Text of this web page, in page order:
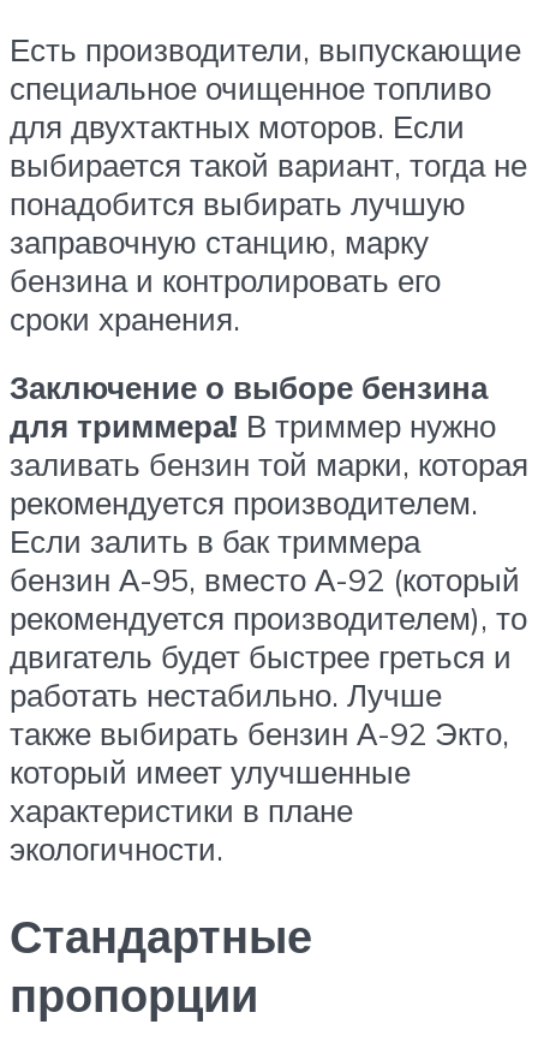
Есть производители, выпускающие
специальное очищенное топливо
для двухтактных моторов. Если
выбирается такой вариант, тогда не
понадобится выбирать лучшую
заправочную станцию, марку
бензина и контролировать его
сроки хранения.
Заключение о выборе бензина
для триммера! В триммер нужно
заливать бензин той марки, которая
рекомендуется производителем.
Если залить в бак триммера
бензин А-95, вместо А-92 (который
рекомендуется производителем), то
двигатель будет быстрее греться и
работать нестабильно. Лучше
также выбирать бензин А-92 Экто,
который имеет улучшенные
характеристики в плане
экологичности.
Стандартные
пропорции